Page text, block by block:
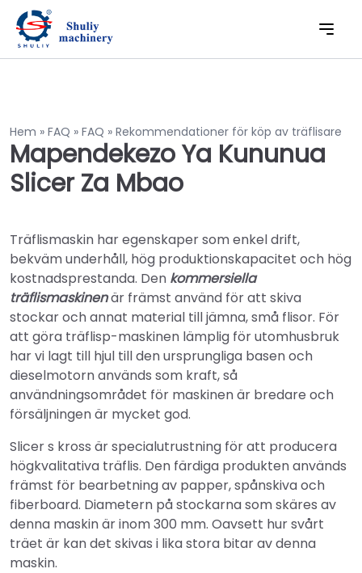
Hem » FAQ » FAQ » Rekommendationer för köp av träflisare
Mapendekezo Ya Kununua
Slicer Za Mbao
Träflismaskin har egenskaper som enkel drift,
bekväm underhåll, hög produktionskapacitet och hög
kostnadsprestanda. Den kommersiella
träflismaskinenär främst använd för att skiva
stockar och annat material till jämna, små flisor. För
att göra träflisp-maskinen lämplig för utomhusbruk
har vi lagt till hjul till den ursprungliga basen och
dieselmotorn används som kraft, så
användningsområdet för maskinen är bredare och
försäljningen är mycket god.
Slicer s kross är specialutrustning för att producera
högkvalitativa träflis. Den färdiga produkten används
främst för bearbetning av papper, spånskiva och
fiberboard. Diametern på stockarna som skäres av
denna maskin är inom 300 mm. Oavsett hur svårt
träet är kan det skivas i lika stora bitar av denna
maskin.